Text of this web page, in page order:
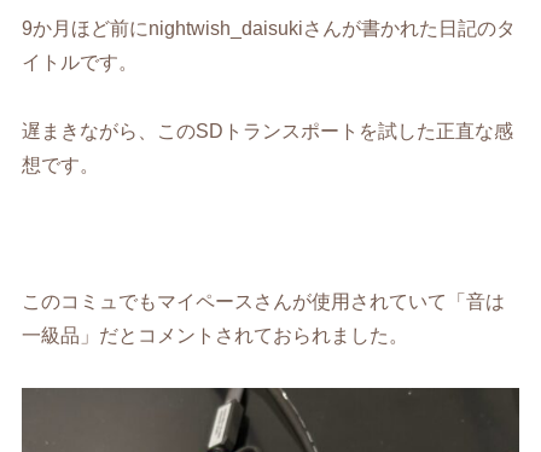
9か月ほど前にnightwish_daisukiさんが書かれた日記のタ
イトルです。
遅まきながら、このSDトランスポートを試した正直な感
想です。
このコミュでもマイペースさんが使用されていて「音は
一級品」だとコメントされておられました。